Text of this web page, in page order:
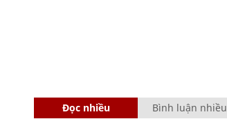
Đọc nhiều Bình luận nhiều